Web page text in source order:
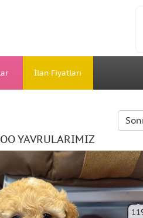
İlan Fiyatları
YAVRULARIMIZ